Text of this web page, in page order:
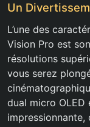
Un
L’une des
Vision Pro est
résolutions
vous serez
dual micro OLED